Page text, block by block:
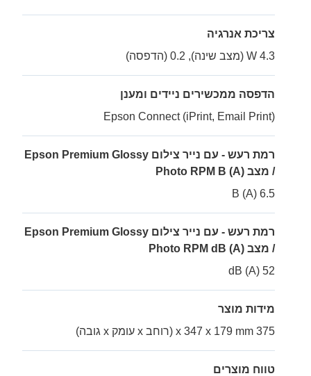
צריכת אנרגיה
4.3 W (מצב שינה), 0.2 (הדפסה)
הדפסה ממכשירים ניידים ומענן
Epson Connect (iPrint, Email Print)
רמת רעש - עם נייר צילום Epson Premium Glossy
/ מצב Photo RPM B (A)
6.5 B (A)
רמת רעש - עם נייר צילום Epson Premium Glossy
/ מצב Photo RPM dB (A)
52 dB (A)
מידות מוצר
375 x 347 x 179 mm (רוחב x עומק x גובה)
טווח מוצרים